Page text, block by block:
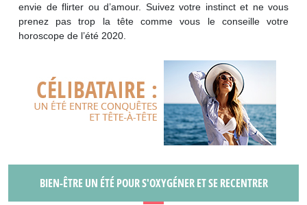
envie de flirter ou d’amour. Suivez votre instinct et ne vous
prenez pas trop la tête comme vous le conseille votre
horoscope de l’été 2020.
BIEN-ÊTRE UN ÉTÉ POUR S'OXYGÉNER ET SE RECENTRER